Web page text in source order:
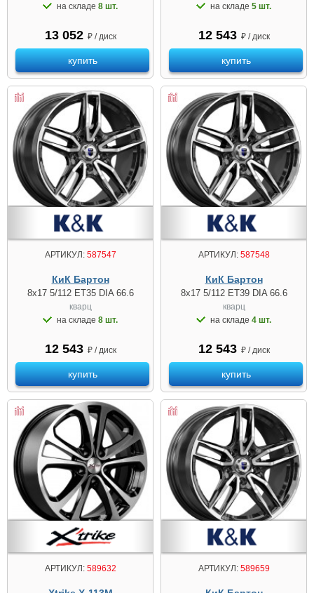
на складе 8 шт.
13 052 ₽ / диск
купить
на складе 5 шт.
12 543 ₽ / диск
купить
АРТИКУЛ:587547
КиК Бартон
8x17 5/112 ET35 DIA 66.6
кварц
на складе 8 шт.
12 543 ₽ / диск
купить
АРТИКУЛ:587548
КиК Бартон
8x17 5/112 ET39 DIA 66.6
кварц
на складе 4 шт.
12 543 ₽ / диск
купить
АРТИКУЛ:589632 АРТИКУЛ:589659